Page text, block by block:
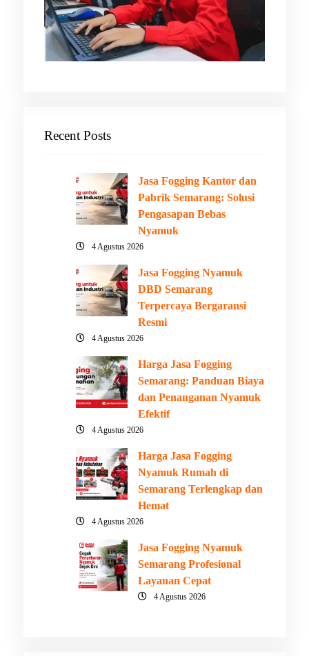
Recent Posts
Jasa Fogging Kantor dan
Pabrik Semarang: Solusi
Pengasapan Bebas
Nyamuk
4 Agustus 2026
Jasa Fogging Nyamuk
DBD Semarang
Terpercaya Bergaransi
Resmi
4 Agustus 2026
Harga Jasa Fogging
Semarang: Panduan Biaya
dan Penanganan Nyamuk
Efektif
4 Agustus 2026
Harga Jasa Fogging
Nyamuk Rumah di
Semarang Terlengkap dan
Hemat
4 Agustus 2026
Jasa Fogging Nyamuk
Semarang Profesional
Layanan Cepat
4 Agustus 2026